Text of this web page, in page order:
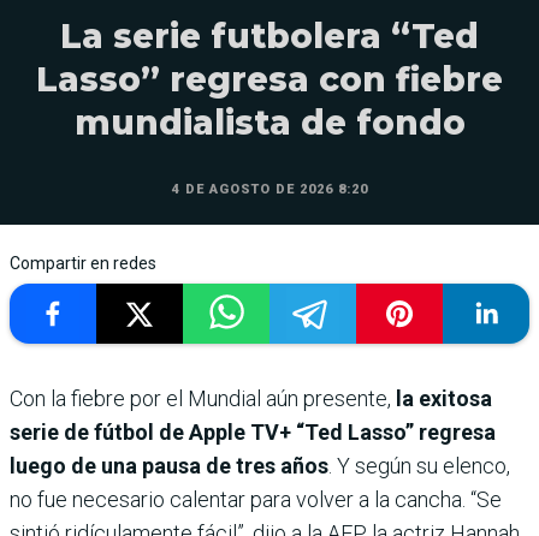
La serie futbolera “Ted
Lasso” regresa con fiebre
mundialista de fondo
4 DE AGOSTO DE 2026 8:20
Compartir en redes
Con la fiebre por el Mundial aún presente, la exitosa
serie de fútbol de Apple TV+ “Ted Lasso” regresa
luego de una pausa de tres años . Y según su elenco,
no fue necesario calentar para volver a la cancha. “Se